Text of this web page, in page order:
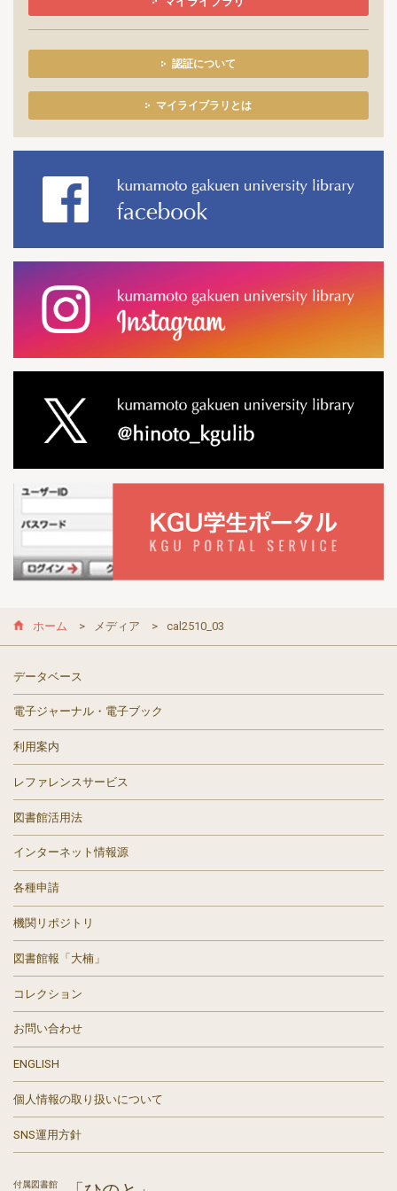
認証について
マイライブラリとは
ホーム メディア cal2510_03
データベース
電子ジャーナル・電子ブック
利用案内
レファレンスサービス
図書館活用法
インターネット情報源
各種申請
機関リポジトリ
図書館報「大楠」
コレクション
お問い合わせ
ENGLISH
個人情報の取り扱いについて
SNS運用方針
付属図書館